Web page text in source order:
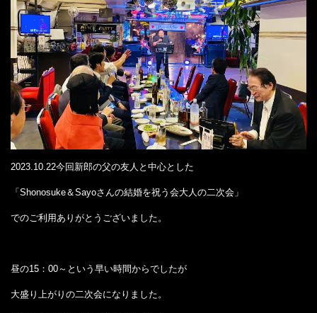
2023.10.22今回新郎の父の友人と中心とした
「Shonosuke＆Sayoさんの結婚を祝う会大人の二次会」
でのご利用ありがとうございました。
昼の15：00～という早い時間からでしたが
大盛り上がりの二次会になりました。